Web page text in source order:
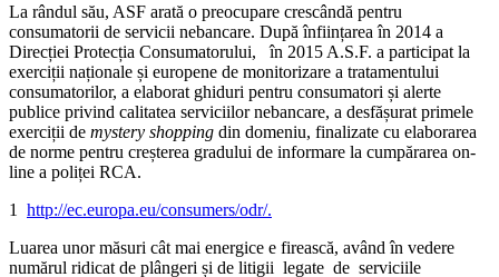
La rândul său, ASF arată o preocupare crescândă pentru
consumatorii de servicii nebancare. După înființarea în 2014 a
Direcției Protecția Consumatorului, în 2015 A.S.F. a participat la
exerciții naționale și europene de monitorizare a tratamentului
consumatorilor, a elaborat ghiduri pentru consumatori și alerte
publice privind calitatea serviciilor nebancare, a desfășurat primele
exerciții de mystery shopping din domeniu, finalizate cu elaborarea
de norme pentru creșterea gradului de informare la cumpărarea on-
line a poliței RCA.
1 http://ec.europa.eu/consumers/odr/.
Luarea unor măsuri cât mai energice e firească, având în vedere
numărul ridicat de plângeri și de litigii legate de serviciile